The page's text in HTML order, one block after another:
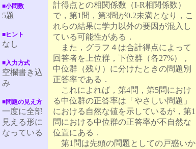
■小問数
5題
■ヒント
なし
■入力方式
空欄書き込
み
■問題の見え方
一度に全部
見える形に
なっている
計得点との相関係数（I-R相関係数）
で，第1問，第3問が0.2未満となり，こ
れらの結果に学力以外の要因が混入し
ている可能性がある．
また，グラフ４は合計得点によって
回答者を上位群，下位群（各27%），
中位群（残り）に分けたときの問題別
正答率である．
これによれば，第4問，第5問におけ
る中位群の正答率は「やさしい問題」
における自然な値を示しているが，第1
問における中位群の正答率が不自然な
位置にある．
第1問は先頭の問題としての戸惑いか